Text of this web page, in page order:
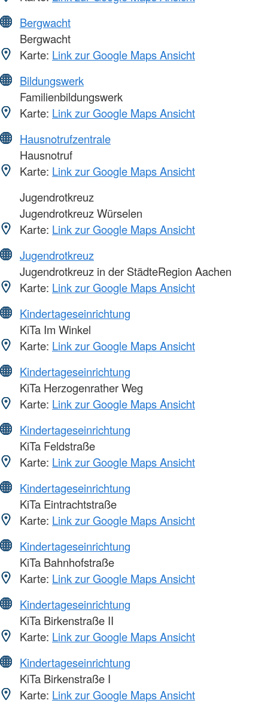
Bergwacht
Bergwacht
Karte: Link zur Google Maps Ansicht
Bildungswerk
Familienbildungswerk
Karte: Link zur Google Maps Ansicht
Hausnotrufzentrale
Hausnotruf
Karte: Link zur Google Maps Ansicht
Jugendrotkreuz
Jugendrotkreuz Würselen
Karte: Link zur Google Maps Ansicht
Jugendrotkreuz
Jugendrotkreuz in der StädteRegion Aachen
Karte: Link zur Google Maps Ansicht
Kindertageseinrichtung
KiTa Im Winkel
Karte: Link zur Google Maps Ansicht
Kindertageseinrichtung
KiTa Herzogenrather Weg
Karte: Link zur Google Maps Ansicht
Kindertageseinrichtung
KiTa Feldstraße
Karte: Link zur Google Maps Ansicht
Kindertageseinrichtung
KiTa Eintrachtstraße
Karte: Link zur Google Maps Ansicht
Kindertageseinrichtung
KiTa Bahnhofstraße
Karte: Link zur Google Maps Ansicht
Kindertageseinrichtung
KiTa Birkenstraße II
Karte: Link zur Google Maps Ansicht
Kindertageseinrichtung
KiTa Birkenstraße I
Karte: Link zur Google Maps Ansicht